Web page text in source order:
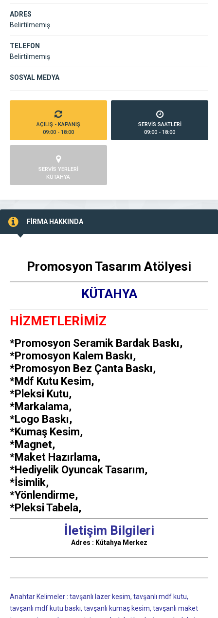
ADRES
Belirtilmemiş
TELEFON
Belirtilmemiş
SOSYAL MEDYA
AÇILIŞ - KAPANIŞ
09:00 - 18:00
SERVİS SAATLERİ
09:00 - 18:00
SERVİS YERLERİ
KÜTAHYA
FİRMA HAKKINDA
Promosyon Tasarım Atölyesi
KÜTAHYA
HİZMETLERİMİZ
*Promosyon Seramik Bardak Baskı,
*Promosyon Kalem Baskı,
*Promosyon Bez Çanta Baskı,
*Mdf Kutu Kesim,
*Pleksi Kutu,
*Markalama,
*Logo Baskı,
*Kumaş Kesim,
*Magnet,
*Maket Hazırlama,
*Hediyelik Oyuncak Tasarım,
*İsimlik,
*Yönlendirme,
*Pleksi Tabela,
İletişim Bilgileri
Adres : Kütahya Merkez
Anahtar Kelimeler : tavşanlı lazer kesim, tavşanlı mdf kutu,
tavşanlı mdf kutu baskı, tavşanlı kumaş kesim, tavşanlı maket